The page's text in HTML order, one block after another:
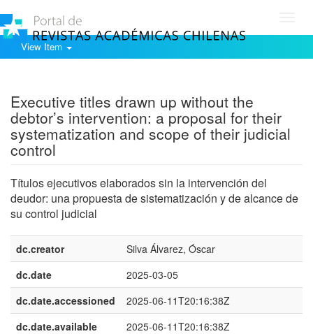
View Item
Executive titles drawn up without the
debtor’s intervention: a proposal for their
systematization and scope of their judicial
control
Títulos ejecutivos elaborados sin la intervención del
deudor: una propuesta de sistematización y de alcance de
su control judicial
dc.creator
Silva Álvarez, Óscar
dc.date
2025-03-05
dc.date.accessioned
2025-06-11T20:16:38Z
dc.date.available
2025-06-11T20:16:38Z